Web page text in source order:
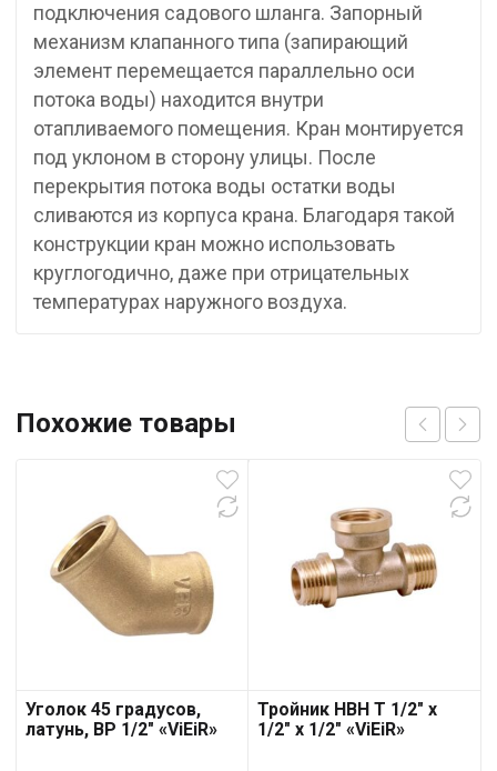
подключения садового шланга. Запорный
механизм клапанного типа (запирающий
элемент перемещается параллельно оси
потока воды) находится внутри
отапливаемого помещения. Кран монтируется
под уклоном в сторону улицы. После
перекрытия потока воды остатки воды
сливаются из корпуса крана. Благодаря такой
конструкции кран можно использовать
круглогодично, даже при отрицательных
температурах наружного воздуха.
Похожие товары
Уголок 45 градусов,
латунь, ВР 1/2″ «ViEiR»
Тройник НВН T 1/2″ х
1/2″ х 1/2″ «ViEiR»